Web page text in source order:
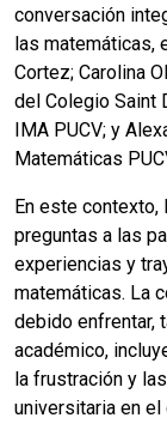
conversación
las matemáticas,
Cortez; Carolina
del Colegio Saint
IMA PUCV; y
Matemáticas
En este
preguntas a las
experiencias y
matemáticas. La
debido enfrentar,
académico,
la frustración y
universitaria en